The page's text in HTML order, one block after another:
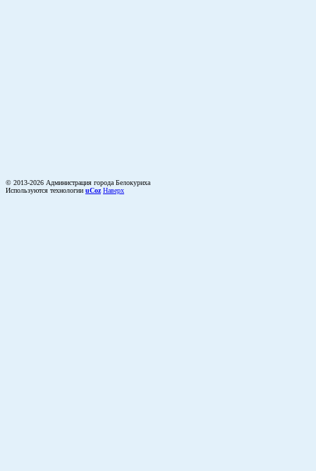
© 2013-2026 Администрация города Белокуриха
Используются технологии uCoz Наверх